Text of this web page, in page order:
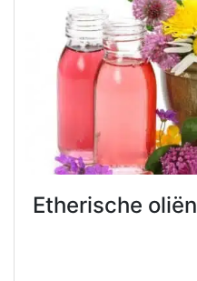
Etherische oliën